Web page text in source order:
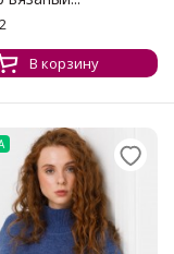
В корзину